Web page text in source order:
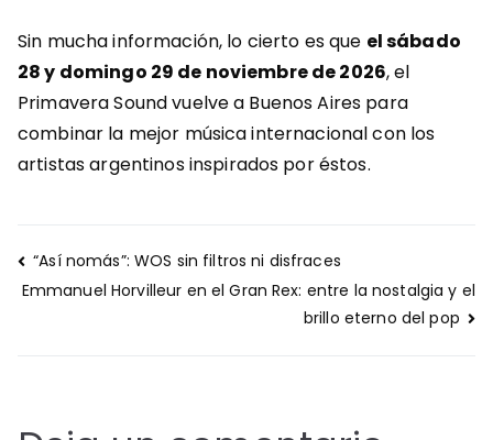
Sin mucha información, lo cierto es que el sábado
28 y domingo 29 de noviembre de 2026, el
Primavera Sound vuelve a Buenos Aires para
combinar la mejor música internacional con los
artistas argentinos inspirados por éstos.
Navegación
de
“Así nomás”: WOS sin filtros ni disfraces
Emmanuel Horvilleur en el Gran Rex: entre la nostalgia y el
brillo eterno del pop